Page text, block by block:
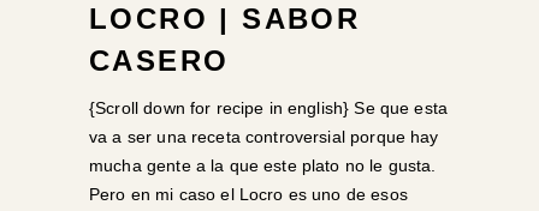
LOCRO | SABOR
CASERO
{Scroll down for recipe in english} Se que esta
va a ser una receta controversial porque hay
mucha gente a la que este plato no le gusta.
Pero en mi caso el Locro es uno de esos